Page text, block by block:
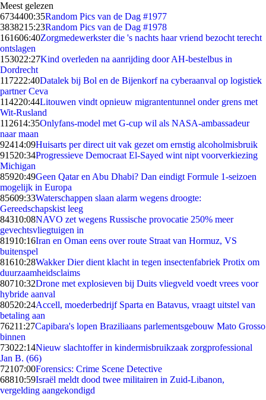
Meest gelezen
6734400:35Random Pics van de Dag #1977
3838215:23Random Pics van de Dag #1978
161606:40Zorgmedewerkster die 's nachts haar vriend bezocht terecht
ontslagen
153022:27Kind overleden na aanrijding door AH-bestelbus in
Dordrecht
117222:40Datalek bij Bol en de Bijenkorf na cyberaanval op logistiek
partner Ceva
114220:44Litouwen vindt opnieuw migrantentunnel onder grens met
Wit-Rusland
112614:35Onlyfans-model met G-cup wil als NASA-ambassadeur
naar maan
92414:09Huisarts per direct uit vak gezet om ernstig alcoholmisbruik
91520:34Progressieve Democraat El-Sayed wint nipt voorverkiezing
Michigan
85920:49Geen Qatar en Abu Dhabi? Dan eindigt Formule 1-seizoen
mogelijk in Europa
85609:33Waterschappen slaan alarm wegens droogte:
Gereedschapskist leeg
84310:08NAVO zet wegens Russische provocatie 250% meer
gevechtsvliegtuigen in
81910:16Iran en Oman eens over route Straat van Hormuz, VS
buitenspel
81610:28Wakker Dier dient klacht in tegen insectenfabriek Protix om
duurzaamheidsclaims
80710:32Drone met explosieven bij Duits vliegveld voedt vrees voor
hybride aanval
80520:24Accell, moederbedrijf Sparta en Batavus, vraagt uitstel van
betaling aan
76211:27Capibara's lopen Braziliaans parlementsgebouw Mato Grosso
binnen
73022:14Nieuw slachtoffer in kindermisbruikzaak zorgprofessional
Jan B. (66)
72107:00Forensics: Crime Scene Detective
68810:59Israël meldt dood twee militairen in Zuid-Libanon,
vergelding aangekondigd